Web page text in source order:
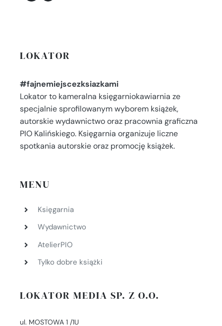
LOKATOR
#fajnemiejscezksiazkami
Lokator to kameralna księgarniokawiarnia ze
specjalnie sprofilowanym wyborem książek,
autorskie wydawnictwo oraz pracownia graficzna
PIO Kalińskiego. Księgarnia organizuje liczne
spotkania autorskie oraz promocję książek.
MENU
Księgarnia
Wydawnictwo
AtelierPIO
Tylko dobre książki
LOKATOR MEDIA SP. Z O.O.
ul. MOSTOWA 1 /1U